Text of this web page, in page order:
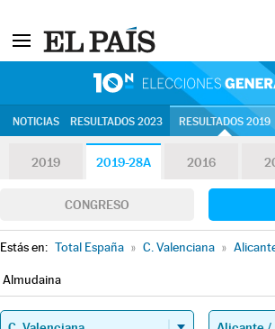
NOTICIAS RESULTADOS 2023 RESULTADOS 2019
2019 2019-28A 2016
CONGRESO
Estás en: Total España » C. Valenciana »
Almudaina